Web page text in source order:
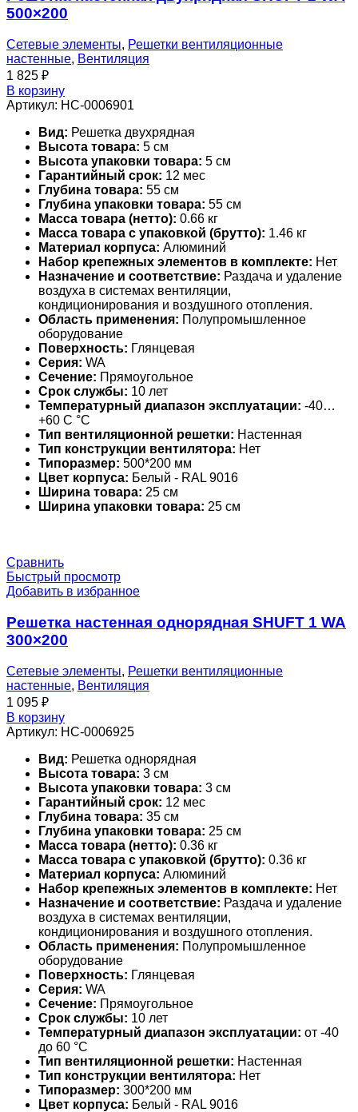
500×200
Сетевые элементы, Решетки вентиляционные
настенные, Вентиляция
1 825 ₽
В корзину
Артикул: НС-0006901
Вид: Решетка двухрядная
Высота товара: 5 см
Высота упаковки товара: 5 см
Гарантийный срок: 12 мес
Глубина товара: 55 см
Глубина упаковки товара: 55 см
Масса товара (нетто): 0.66 кг
Масса товара с упаковкой (брутто): 1.46 кг
Материал корпуса: Алюминий
Набор крепежных элементов в комплекте: Нет
Назначение и соответствие: Раздача и удаление
воздуха в системах вентиляции,
кондиционирования и воздушного отопления.
Область применения: Полупромышленное
оборудование
Поверхность: Глянцевая
Серия: WA
Сечение: Прямоугольное
Срок службы: 10 лет
Температурный диапазон эксплуатации: -40…
+60 С °С
Тип вентиляционной решетки: Настенная
Тип конструкции вентилятора: Нет
Типоразмер: 500*200 мм
Цвет корпуса: Белый - RAL 9016
Ширина товара: 25 см
Ширина упаковки товара: 25 см
Сравнить
Быстрый просмотр
Добавить в избранное
Решетка настенная однорядная SHUFT 1 WA
300×200
Сетевые элементы, Решетки вентиляционные
настенные, Вентиляция
1 095 ₽
В корзину
Артикул: НС-0006925
Вид: Решетка однорядная
Высота товара: 3 см
Высота упаковки товара: 3 см
Гарантийный срок: 12 мес
Глубина товара: 35 см
Глубина упаковки товара: 25 см
Масса товара (нетто): 0.36 кг
Масса товара с упаковкой (брутто): 0.36 кг
Материал корпуса: Алюминий
Набор крепежных элементов в комплекте: Нет
Назначение и соответствие: Раздача и удаление
воздуха в системах вентиляции,
кондиционирования и воздушного отопления.
Область применения: Полупромышленное
оборудование
Поверхность: Глянцевая
Серия: WA
Сечение: Прямоугольное
Срок службы: 10 лет
Температурный диапазон эксплуатации: от -40
до 60 °С
Тип вентиляционной решетки: Настенная
Тип конструкции вентилятора: Нет
Типоразмер: 300*200 мм
Цвет корпуса: Белый - RAL 9016